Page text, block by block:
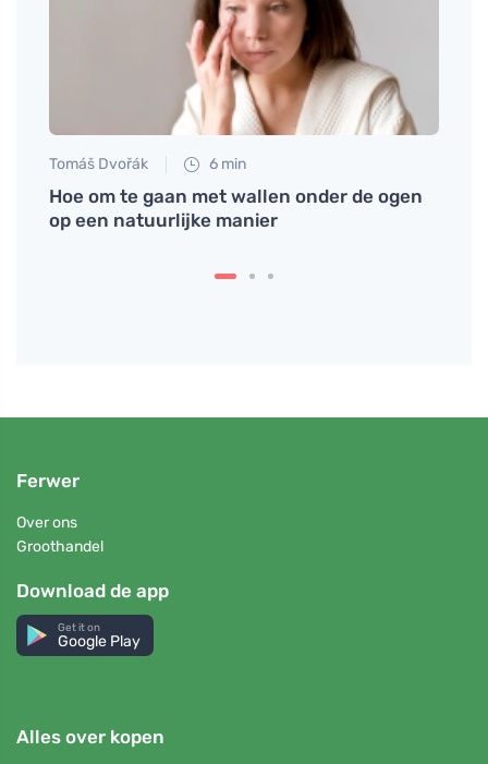
Tomáš Dvořák 6 min
Hoe om te gaan met wallen onder de ogen
op een natuurlijke manier
Ferwer
Over ons
Groothandel
Download de app
Get it on
Google Play
Alles over kopen